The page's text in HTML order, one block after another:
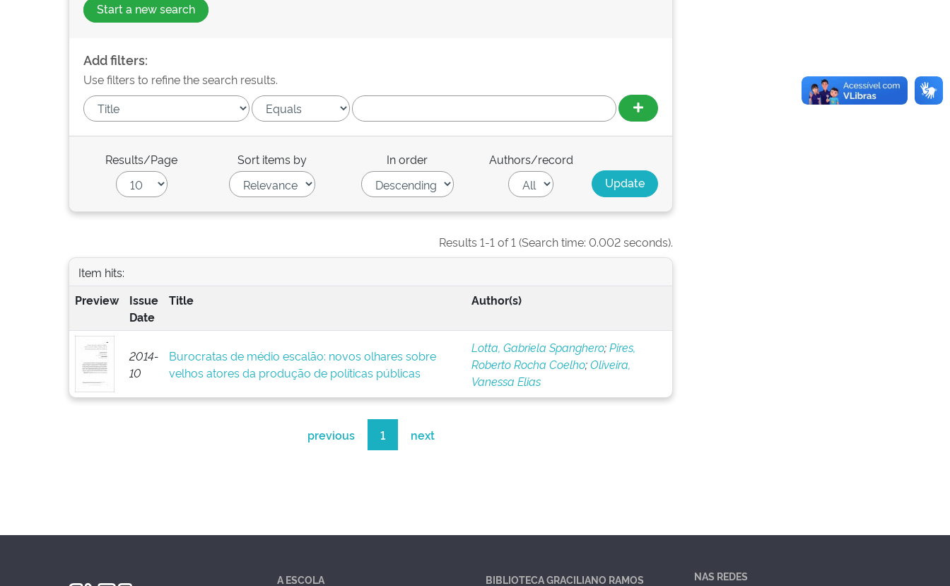
Start a new search
Add filters:
Use filters to refine the search results.
Results/Page Sort items by In order Authors/record
Results 1-1 of 1 (Search time: 0.002 seconds).
Item hits:
Preview
Issue
Date
Title Author(s)
2014-
10
Burocratas de médio escalão: novos olhares sobre
velhos atores da produção de políticas públicas
Lotta, Gabriela Spanghero;Pires,
Roberto Rocha Coelho;Oliveira,
Vanessa Elias
previous 1 next
A ESCOLA BIBLIOTECA GRACILIANO RAMOS NAS REDES